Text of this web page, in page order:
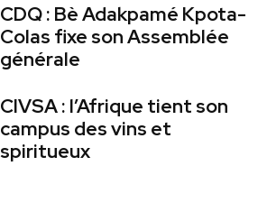
CDQ : Bè Adakpamé Kpota-
Colas fixe son Assemblée
générale
CIVSA : l’Afrique tient son
campus des vins et
spiritueux